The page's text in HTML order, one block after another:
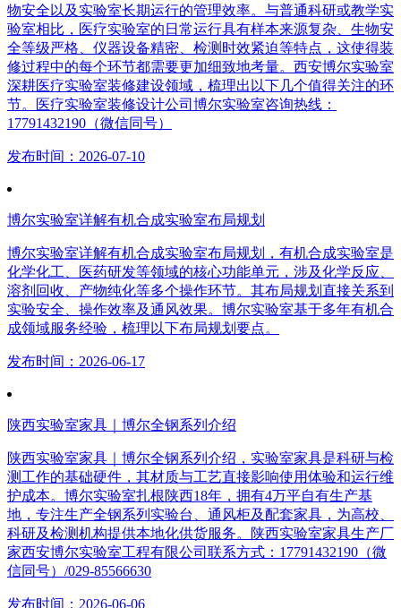
物安全以及实验室长期运行的管理效率。与普通科研或教学实
验室相比，医疗实验室的日常运行具有样本来源复杂、生物安
全等级严格、仪器设备精密、检测时效紧迫等特点，这使得装
修过程中的每个环节都需要更加细致地考量。西安博尔实验室
深耕医疗实验室装修建设领域，梳理出以下几个值得关注的环
节。医疗实验室装修设计公司博尔实验室咨询热线：
17791432190（微信同号）
发布时间：2026-07-10
博尔实验室详解有机合成实验室布局规划
博尔实验室详解有机合成实验室布局规划，有机合成实验室是
化学化工、医药研发等领域的核心功能单元，涉及化学反应、
溶剂回收、产物纯化等多个操作环节。其布局规划直接关系到
实验安全、操作效率及通风效果。博尔实验室基于多年有机合
成领域服务经验，梳理以下布局规划要点。
发布时间：2026-06-17
陕西实验室家具｜博尔全钢系列介绍
陕西实验室家具｜博尔全钢系列介绍，实验室家具是科研与检
测工作的基础硬件，其材质与工艺直接影响使用体验和运行维
护成本。博尔实验室扎根陕西18年，拥有4万平自有生产基
地，专注生产全钢系列实验台、通风柜及配套家具，为高校、
科研及检测机构提供本地化供货服务。陕西实验室家具生产厂
家西安博尔实验室工程有限公司联系方式：17791432190（微
信同号）/029-85566630
发布时间：2026-06-06